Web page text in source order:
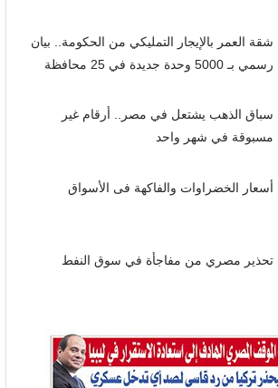
شقة العمر بالإيجار التمليكي من الحكومة.. بيان
رسمي بـ 5000 وحدة جديدة في 25 محافظة
سباق الذهب يشتعل في مصر.. أرقام غير
مسبوقة في شهر واحد
أسعار الخضراوات والفاكهة فى الأسواق
تحذير مصري من مفاجأة في سوق النفط